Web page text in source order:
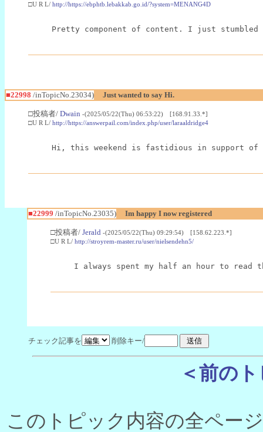
□U R L/ http://https://ebphtb.lebakkab.go.id/?system=MENANG4D
Pretty component of content. I just
■22998 /inTopicNo.23034) Just wanted to say Hi.
□投稿者/ Dwain -(2025/05/22(Thu) 06:53:22) [168.91.33.*]
□U R L/ http://https://answerpail.com/index.php/user/laraaldridge4
Hi, this weekend is fastidious in support of
■22999 /inTopicNo.23035) Im happy I now registered
□投稿者/ Jerald -(2025/05/22(Thu) 09:29:54) [158.62.223.*]
□U R L/ http://stroyrem-master.ru/user/nielsendehn5/
I always spent my half an hour to
チェック記事を 削除キー/
＜前の
このトピック内容の全ペー